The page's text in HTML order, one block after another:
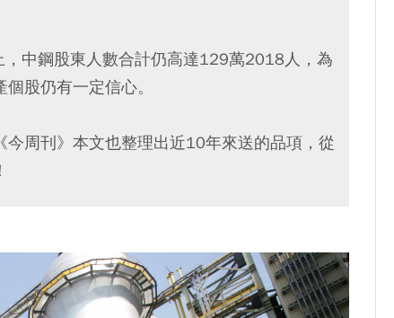
中鋼股東人數合計仍高達129萬2018人，為
股仍有一定信心。
周刊》本文也整理出近10年來送的品項，從